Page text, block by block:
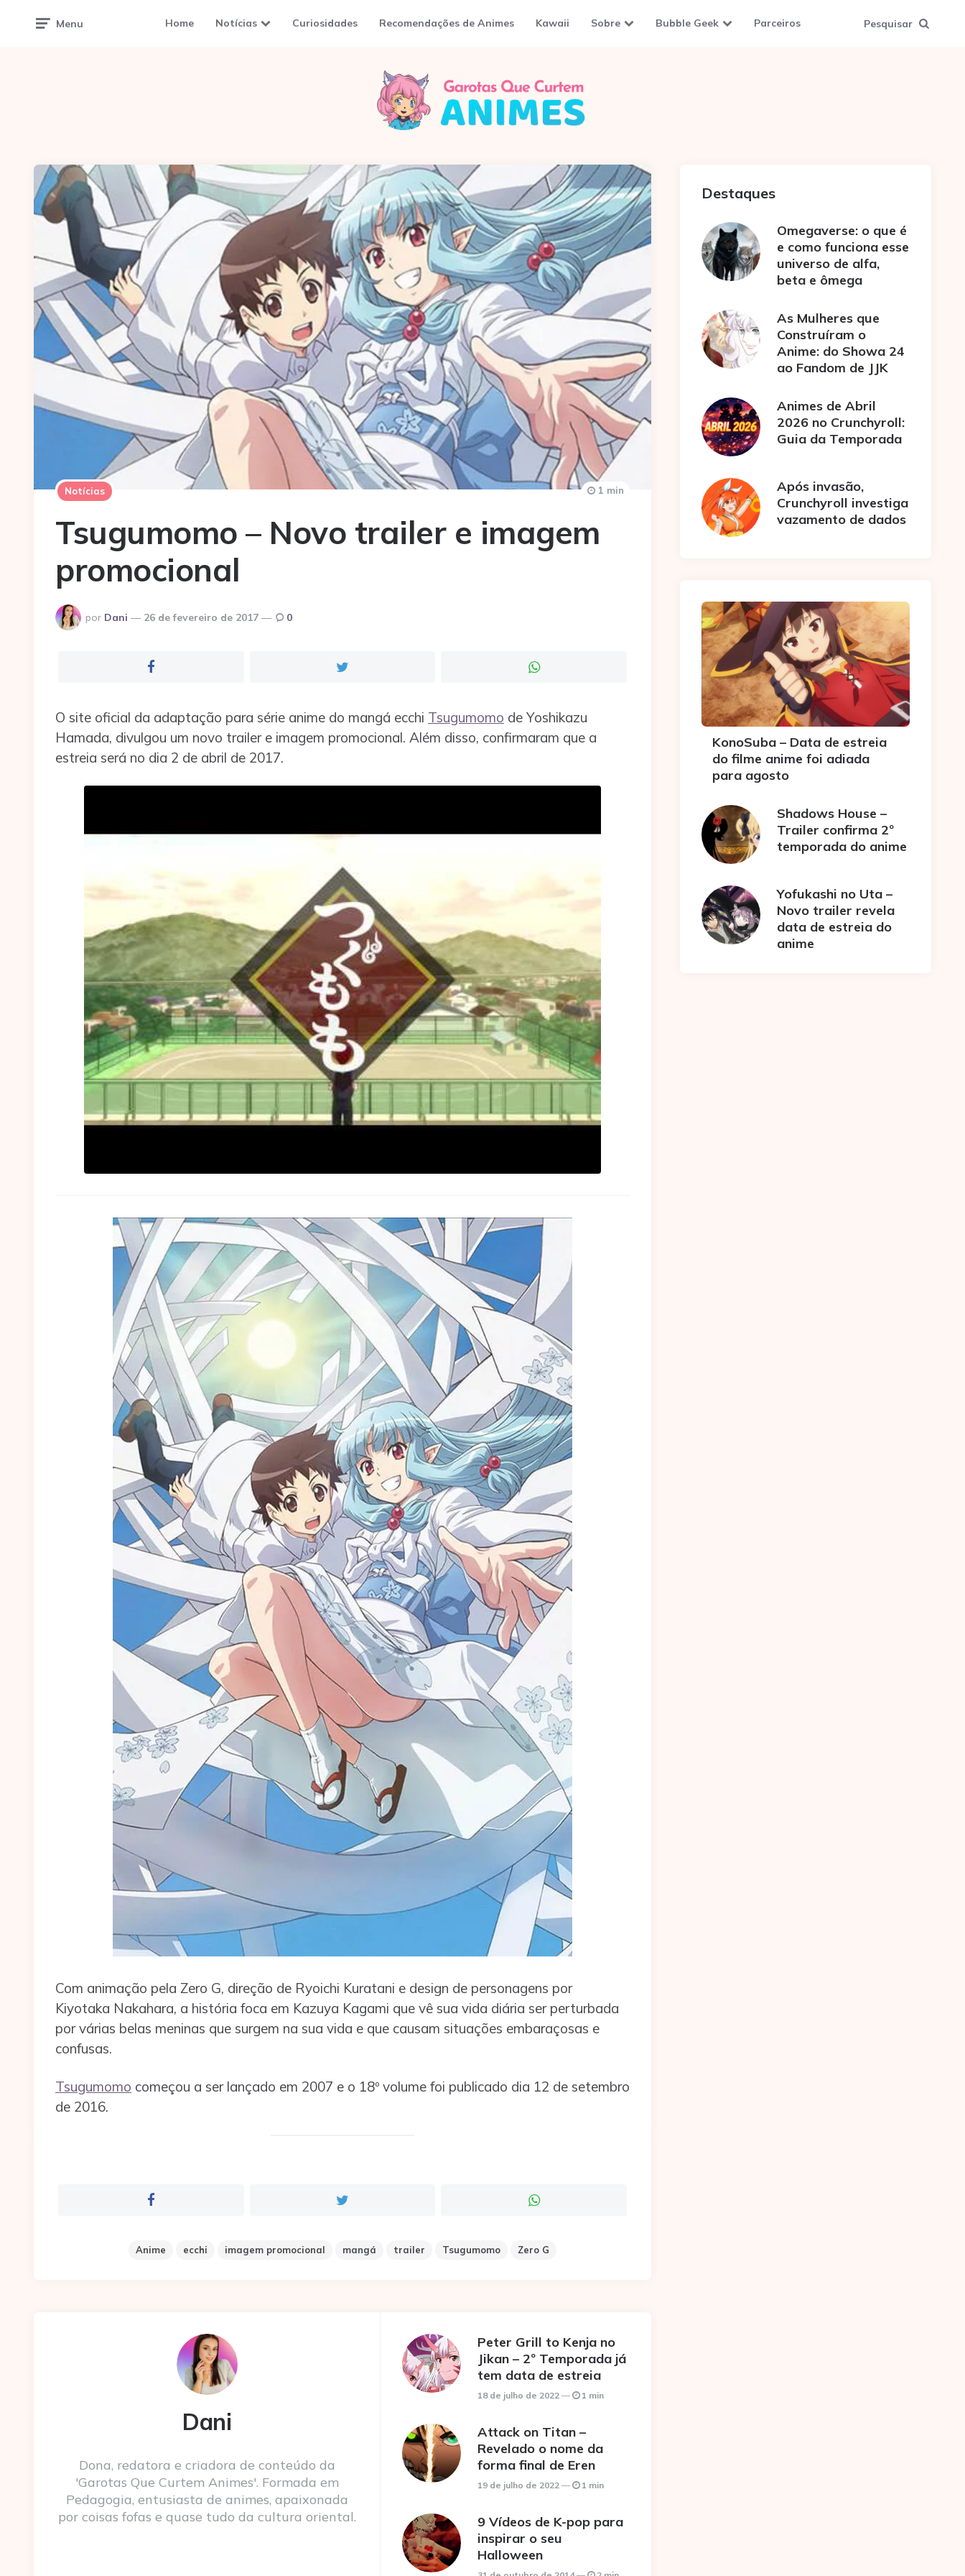
Menu Home Notícias Curiosidades Recomendações de Animes Kawaii Sobre Bubble Geek Parceiros Pesquisar
Notícias
Tsugumomo – Novo trailer e imagem
promocional
Postado
por
por Dani 26 de fevereiro de 2017 0
1 min
O site oficial da adaptação para série anime do mangá ecchi Tsugumomo de Yoshikazu
Hamada, divulgou um novo trailer e imagem promocional. Além disso, confirmaram que a
estreia será no dia 2 de abril de 2017.
Com animação pela Zero G, direção de Ryoichi Kuratani e design de personagens por
Kiyotaka Nakahara, a história foca em Kazuya Kagami que vê sua vida diária ser perturbada
por várias belas meninas que surgem na sua vida e que causam situações embaraçosas e
confusas.
Tsugumomo começou a ser lançado em 2007 e o 18º volume foi publicado dia 12 de setembro
de 2016.
Anime ecchi imagem promocional mangá trailer Tsugumomo Zero G
Dani
Dona, redatora e criadora de conteúdo da
'Garotas Que Curtem Animes'. Formada em
Pedagogia, entusiasta de animes, apaixonada
por coisas fofas e quase tudo da cultura oriental.
Peter Grill to Kenja no
Jikan – 2º Temporada já
tem data de estreia
18 de julho de 2022 1 min
Attack on Titan –
Revelado o nome da
forma final de Eren
19 de julho de 2022 1 min
9 Vídeos de K-pop para
inspirar o seu
Halloween
Destaques
Omegaverse: o que é
e como funciona esse
universo de alfa,
beta e ômega
As Mulheres que
Construíram o
Anime: do Showa 24
ao Fandom de JJK
Animes de Abril
2026 no Crunchyroll:
Guia da Temporada
Após invasão,
Crunchyroll investiga
vazamento de dados
KonoSuba – Data de estreia
do filme anime foi adiada
para agosto
Shadows House –
Trailer confirma 2º
temporada do anime
Yofukashi no Uta –
Novo trailer revela
data de estreia do
anime